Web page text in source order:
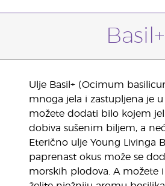
Basil+
Ulje Basil+ (Ocimum
mnoga jela i zastupljena je
možete dodati bilo kojem
dobiva sušenim biljem, a
Eterično ulje Young Livinga
paprenast okus može se
morskih plodova. A možete